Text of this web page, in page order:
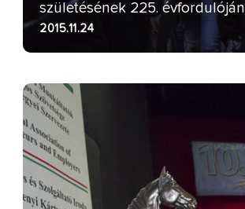
születésének 225. évfordulóján
2015.11.24